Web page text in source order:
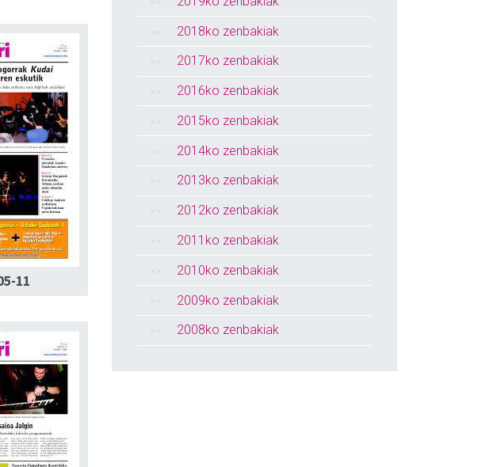
11
2018ko zenbakiak
2017ko zenbakiak
2016ko zenbakiak
2015ko zenbakiak
2014ko zenbakiak
2013ko zenbakiak
2012ko zenbakiak
2011ko zenbakiak
2010ko zenbakiak
2009ko zenbakiak
2008ko zenbakiak